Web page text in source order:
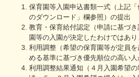
保育園等入園申込書類一式（上記
のダウンロード」欄参照）の提出
教育・保育給付認定（申請に基づ
園等の入園が決定したわけではあり
利用調整（希望の保育園等が定員
める基準に基づき優先順位の高い人
利用調整結果通知（４月入園希望